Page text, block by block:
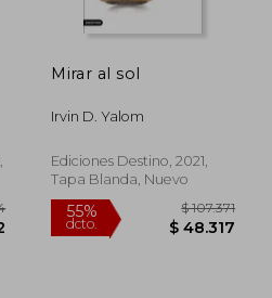
Mirar al sol
Irvin D. Yalom
Ediciones Destino, 2021,
Tapa Blanda, Nuevo